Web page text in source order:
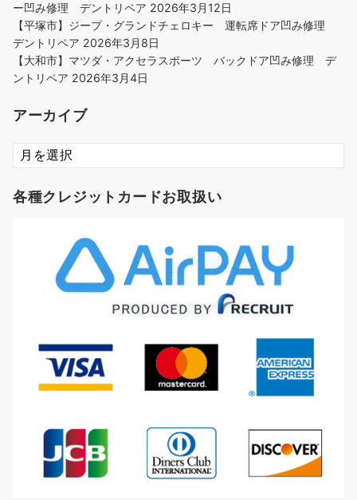
ー凹み修理 デントリペア 2026年3月12日
【平塚市】ジープ・グランドチェロキー 運転席ドア凹み修理
デントリペア 2026年3月8日
【大和市】マツダ・アクセラスポーツ バックドア凹み修理 デ
ントリペア 2026年3月4日
アーカイブ
ア
ー
イ
各種クレジットカードお取扱い